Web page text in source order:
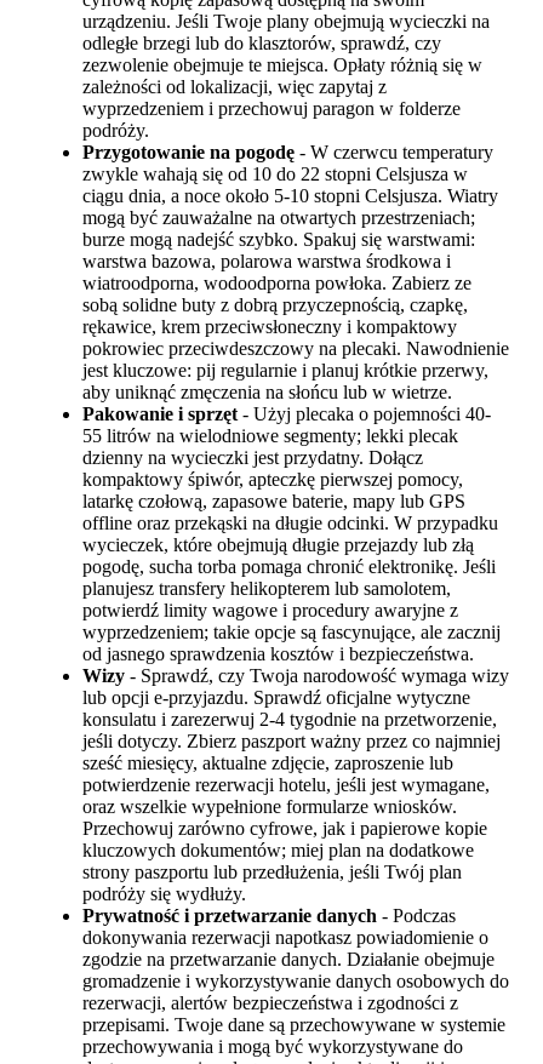
urządzeniu. Jeśli Twoje plany obejmują wycieczki na
odległe brzegi lub do klasztorów, sprawdź, czy
zezwolenie obejmuje te miejsca. Opłaty różnią się w
zależności od lokalizacji, więc zapytaj z
wyprzedzeniem i przechowuj paragon w folderze
podróży.
Przygotowanie na pogodę - W czerwcu temperatury
zwykle wahają się od 10 do 22 stopni Celsjusza w
ciągu dnia, a noce około 5-10 stopni Celsjusza. Wiatry
mogą być zauważalne na otwartych przestrzeniach;
burze mogą nadejść szybko. Spakuj się warstwami:
warstwa bazowa, polarowa warstwa środkowa i
wiatroodporna, wodoodporna powłoka. Zabierz ze
sobą solidne buty z dobrą przyczepnością, czapkę,
rękawice, krem przeciwsłoneczny i kompaktowy
pokrowiec przeciwdeszczowy na plecaki. Nawodnienie
jest kluczowe: pij regularnie i planuj krótkie przerwy,
aby uniknąć zmęczenia na słońcu lub w wietrze.
Pakowanie i sprzęt - Użyj plecaka o pojemności 40-
55 litrów na wielodniowe segmenty; lekki plecak
dzienny na wycieczki jest przydatny. Dołącz
kompaktowy śpiwór, apteczkę pierwszej pomocy,
latarkę czołową, zapasowe baterie, mapy lub GPS
offline oraz przekąski na długie odcinki. W przypadku
wycieczek, które obejmują długie przejazdy lub złą
pogodę, sucha torba pomaga chronić elektronikę. Jeśli
planujesz transfery helikopterem lub samolotem,
potwierdź limity wagowe i procedury awaryjne z
wyprzedzeniem; takie opcje są fascynujące, ale zacznij
od jasnego sprawdzenia kosztów i bezpieczeństwa.
Wizy - Sprawdź, czy Twoja narodowość wymaga wizy
lub opcji e-przyjazdu. Sprawdź oficjalne wytyczne
konsulatu i zarezerwuj 2-4 tygodnie na przetworzenie,
jeśli dotyczy. Zbierz paszport ważny przez co najmniej
sześć miesięcy, aktualne zdjęcie, zaproszenie lub
potwierdzenie rezerwacji hotelu, jeśli jest wymagane,
oraz wszelkie wypełnione formularze wniosków.
Przechowuj zarówno cyfrowe, jak i papierowe kopie
kluczowych dokumentów; miej plan na dodatkowe
strony paszportu lub przedłużenia, jeśli Twój plan
podróży się wydłuży.
Prywatność i przetwarzanie danych - Podczas
dokonywania rezerwacji napotkasz powiadomienie o
zgodzie na przetwarzanie danych. Działanie obejmuje
gromadzenie i wykorzystywanie danych osobowych do
rezerwacji, alertów bezpieczeństwa i zgodności z
przepisami. Twoje dane są przechowywane w systemie
przechowywania i mogą być wykorzystywane do